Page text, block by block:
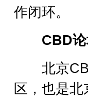
作闭环。
CBD
北京
区，也是